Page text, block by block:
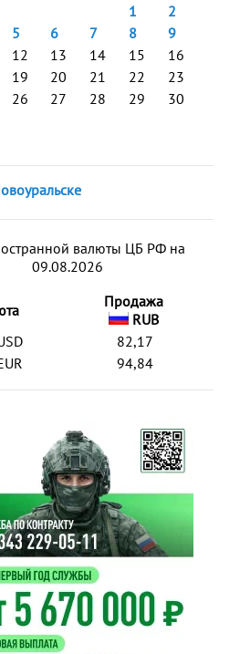
1
2
5 6 7 8
9
12 13 14 15
16
19 20 21 22
23
26 27 28 29
30
валюты ЦБ РФ на
09.08.2026
Продажа
RUB
82,17
94,84